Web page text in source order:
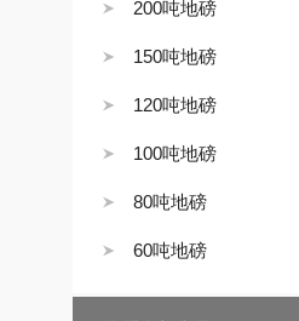
200吨地磅
150吨地磅
120吨地磅
100吨地磅
80吨地磅
60吨地磅